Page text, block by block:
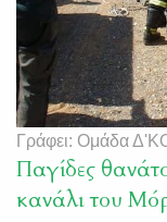
Γράφει: Ομάδα
Παγίδες
κανάλι του